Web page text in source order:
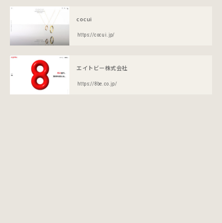
cocui
https://cocui.jp/
エイトビー株式会社
https://8be.co.jp/